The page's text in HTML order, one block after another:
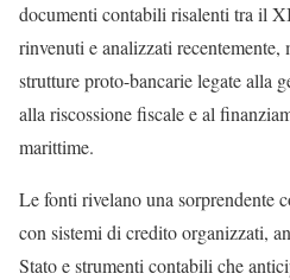
documenti contabili risalenti tra il
rinvenuti e analizzati recentemente,
strutture proto-bancarie legate alla
alla riscossione fiscale e al
marittime.
Le fonti rivelano una sorprendente
con sistemi di credito organizzati,
Stato e strumenti contabili che